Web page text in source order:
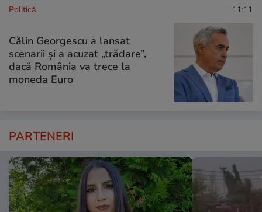
Politică 11:11
Călin Georgescu a lansat
scenarii și a acuzat „trădare”,
dacă România va trece la
moneda Euro
PARTENERI